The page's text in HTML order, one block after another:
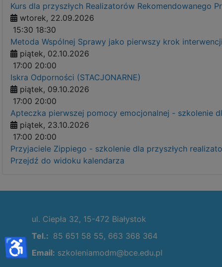
Kurs dla przyszłych Realizatorów Rekomendowanego
wtorek, 22.09.2026
15:30 18:30
Metoda Wspólnej Sprawy jako pierwszy krok
piątek, 02.10.2026
17:00 20:00
Iskra Odporności (STACJONARNE)
piątek, 09.10.2026
17:00 20:00
Apteczka pierwszej pomocy emocjonalnej - szkolenie
piątek, 23.10.2026
17:00 20:00
Przyjaciele Zippiego - szkolenie dla przyszłych
Przejdź do widoku kalendarza
ul. Ciepła 32, 15-472 Białystok
Tel.: 85 651 58 55, 663 368 364
Email: szkoleniamodm@bce.edu.pl